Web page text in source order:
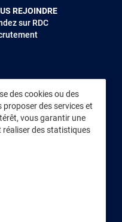
REJOINDRE
sur RDC
des cookies ou des
des services et
vous garantir une
réaliser des statistiques